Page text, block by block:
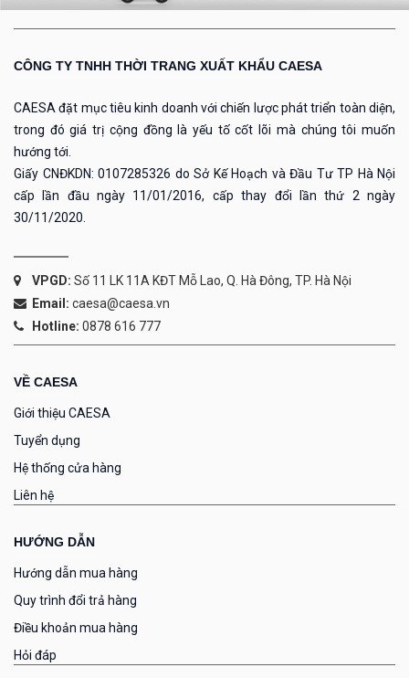
CÔNG TY TNHH THỜI TRANG XUẤT KHẨU CAESA
CAESA đặt mục tiêu kinh doanh với chiến lược phát triển toàn diện,
trong đó giá trị cộng đồng là yếu tố cốt lõi mà chúng tôi muốn
hướng tới.
Giấy CNĐKDN: 0107285326 do Sở Kế Hoạch và Đầu Tư TP Hà Nội
cấp lần đầu ngày 11/01/2016, cấp thay đổi lần thứ 2 ngày
30/11/2020.
VPGD: Số 11 LK 11A KĐT Mỗ Lao, Q. Hà Đông, TP. Hà Nội
Email: caesa@caesa.vn
Hotline: 0878 616 777
VỀ CAESA
Giới thiệu CAESA
Tuyển dụng
Hệ thống cửa hàng
Liên hệ
HƯỚNG DẪN
Hướng dẫn mua hàng
Quy trình đổi trả hàng
Điều khoản mua hàng
Hỏi đáp